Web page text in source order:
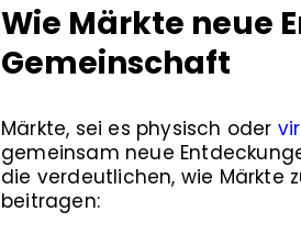
Wie Märkte neue
Gemeinschaft
Märkte, sei es physisch oder
gemeinsam neue
die verdeutlichen, wie Märkte
beitragen: